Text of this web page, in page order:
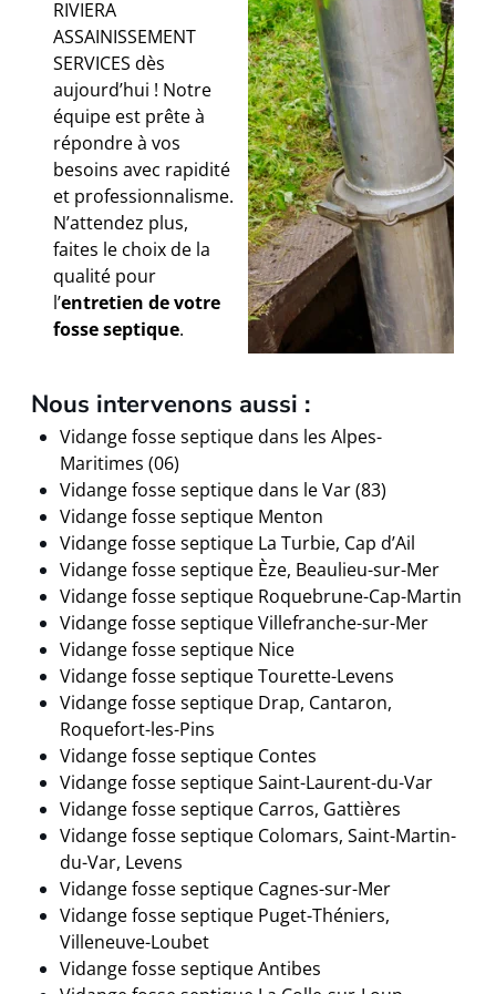
RIVIERA
ASSAINISSEMENT
SERVICES dès
aujourd’hui ! Notre
équipe est prête à
répondre à vos
besoins avec rapidité
et professionnalisme.
N’attendez plus,
faites le choix de la
qualité pour
l’entretien de votre
fosse septique.
Nous intervenons aussi :
Vidange fosse septique dans les Alpes-
Maritimes (06)
Vidange fosse septique dans le Var (83)
Vidange fosse septique Menton
Vidange fosse septique La Turbie, Cap d’Ail
Vidange fosse septique Èze, Beaulieu-sur-Mer
Vidange fosse septique Roquebrune-Cap-Martin
Vidange fosse septique Villefranche-sur-Mer
Vidange fosse septique Nice
Vidange fosse septique Tourette-Levens
Vidange fosse septique Drap, Cantaron,
Roquefort-les-Pins
Vidange fosse septique Contes
Vidange fosse septique Saint-Laurent-du-Var
Vidange fosse septique Carros, Gattières
Vidange fosse septique Colomars, Saint-Martin-
du-Var, Levens
Vidange fosse septique Cagnes-sur-Mer
Vidange fosse septique Puget-Théniers,
Villeneuve-Loubet
Vidange fosse septique Antibes